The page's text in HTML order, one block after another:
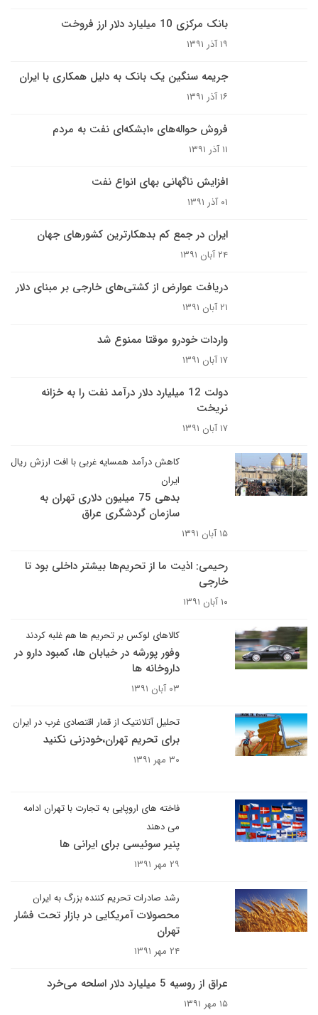
بانک مرکزی 10 میلیارد دلار ارز فروخت
۱۹ آذر ۱۳۹۱
جریمه سنگین یک بانک به دلیل همکاری با ایران
۱۶ آذر ۱۳۹۱
فروش حواله‌های ۱۰بشکه‌ای نفت به مردم
۱۱ آذر ۱۳۹۱
افزایش ناگهانی بهای انواع نفت
۰۱ آذر ۱۳۹۱
ایران در جمع کم بدهکارترین کشورهای جهان
۲۴ آبان ۱۳۹۱
دریافت عوارض از کشتی‌های خارجی بر مبنای دلار
۲۱ آبان ۱۳۹۱
واردات خودرو موقتا ممنوع شد
۱۷ آبان ۱۳۹۱
دولت 12 میلیارد دلار درآمد نفت را به خزانه
نریخت
۱۷ آبان ۱۳۹۱
کاهش درآمد همسایه غربی با افت ارزش ریال
ایران
بدهی 75 میلیون دلاری تهران به
سازمان گردشگری عراق
۱۵ آبان ۱۳۹۱
رحیمی: اذیت ما از تحریم‌ها بیشتر داخلی بود تا
خارجی
۱۰ آبان ۱۳۹۱
کالاهای لوکس بر تحریم ها هم غلبه کردند
وفور پورشه در خیابان ها، کمبود دارو در
داروخانه ها
۰۳ آبان ۱۳۹۱
تحلیل آتلانتیک از قمار اقتصادی غرب در ایران
برای تحریم تهران،خودزنی نکنید
۳۰ مهر ۱۳۹۱
فاخته های اروپایی به تجارت با تهران ادامه
می دهند
پنیر سوئیسی برای ایرانی ها
۲۹ مهر ۱۳۹۱
رشد صادرات تحریم کننده بزرگ به ایران
محصولات آمریکایی در بازار تحت فشار
تهران
۲۴ مهر ۱۳۹۱
عراق از روسیه 5 میلیارد دلار اسلحه می‌خرد
۱۵ مهر ۱۳۹۱